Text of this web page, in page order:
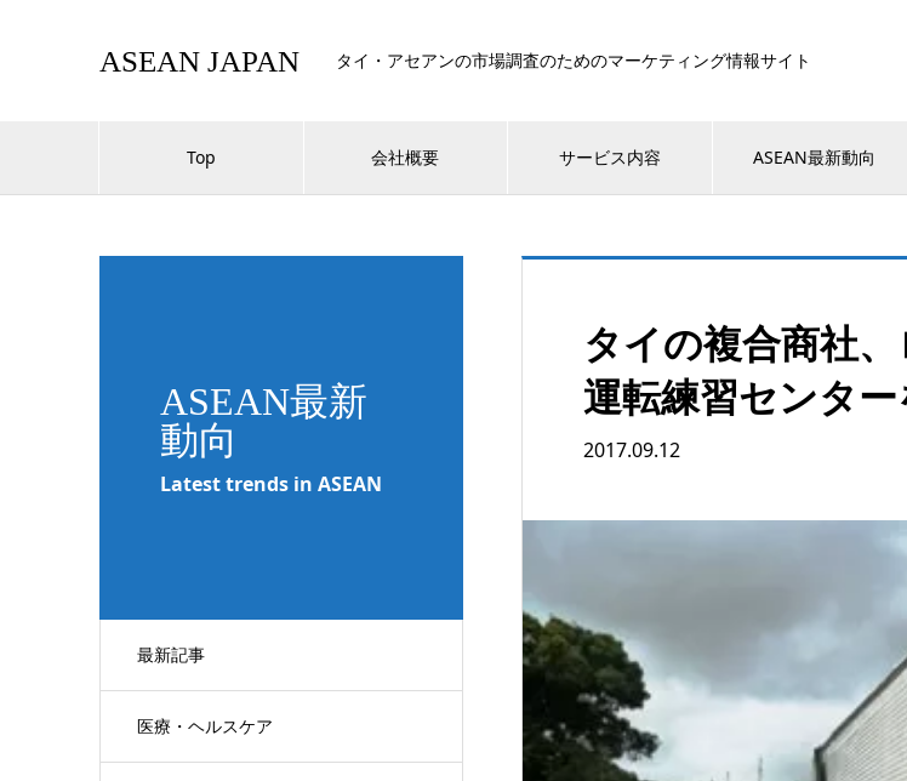
ASEAN JAPAN タイ・アセアンの市場調査のためのマーケティング情報サイト
Top 会社概要 サービス内容 ASEAN最新動向
ASEAN最新
動向
Latest trends in ASEAN
最新記事
医療・ヘルスケア
タイの複合商社
運転練習センタ
2017.09.12